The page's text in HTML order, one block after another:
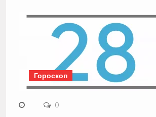
Гороскоп
0